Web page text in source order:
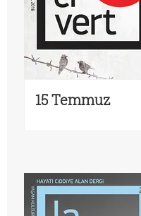
15 Temmuz